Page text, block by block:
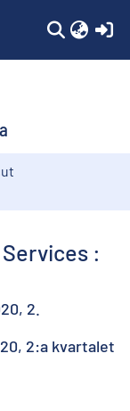
:
2.
2:a kvartalet